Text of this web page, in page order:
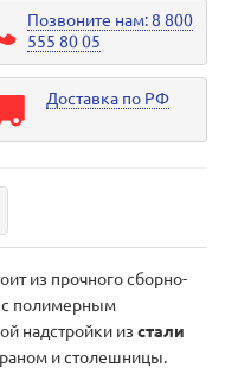
Позвоните нам: 8 800
555 80 05
Доставка по РФ
из прочного сборно-
с полимерным
надстройки из стали
и столешницы.